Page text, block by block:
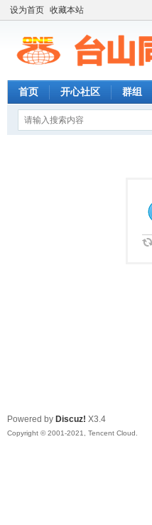
设为首页 收藏本站
首页 开心社区 群组
Powered by Discuz! X3.4
Copyright © 2001-2021, Tencent Cloud.